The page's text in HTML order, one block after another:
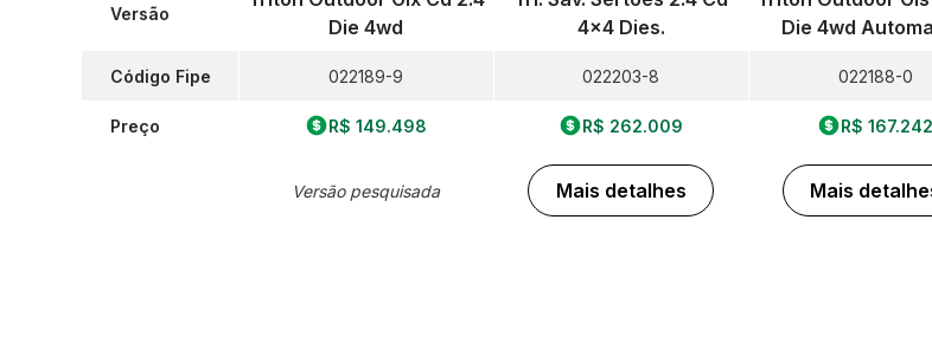
Versão
Código Fipe
Preço
Die 4wd
022189-9
R$ 149.498
Versão pesquisada
4x4 Dies.
022203-8
R$ 262.009
Mais detalhes
Die 4wd
022188-0
R$ 167.242
Mais